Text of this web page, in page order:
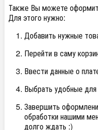
Также Вы можете
Для этого нужно:
Добавить нужные
Перейти в саму
Ввести данные о
Выбрать удобные
Завершить
обработки нашими
долго ждать :)